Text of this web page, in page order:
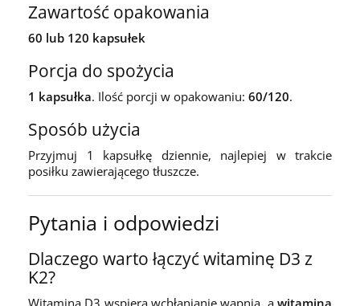
Zawartość opakowania
60 lub 120 kapsułek
Porcja do spożycia
1 kapsułka. Ilość porcji w opakowaniu: 60/120.
Sposób użycia
Przyjmuj 1 kapsułkę dziennie, najlepiej w trakcie
posiłku zawierającego tłuszcze.
Pytania i odpowiedzi
Dlaczego warto łączyć witaminę D3 z
K2?
Witamina D3 wspiera wchłanianie wapnia, a witamina